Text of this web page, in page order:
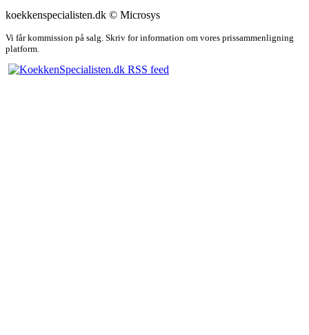
koekkenspecialisten.dk © Microsys
Vi får kommission på salg. Skriv for information om vores prissammenligning
platform.